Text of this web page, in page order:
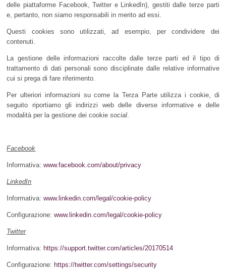
delle piattaforme Facebook, Twitter e LinkedIn), gestiti dalle terze parti
e, pertanto, non siamo responsabili in merito ad essi.
Questi cookies sono utilizzati, ad esempio, per condividere dei
contenuti.
La gestione delle informazioni raccolte dalle terze parti ed il tipo di
trattamento di dati personali sono disciplinate dalle relative informative
cui si prega di fare riferimento.
Per ulteriori informazioni su come la Terza Parte utilizza i cookie, di
seguito riportiamo gli indirizzi web delle diverse informative e delle
modalità per la gestione dei cookiesocial.
Facebook
Informativa:www.facebook.com/about/privacy
LinkedIn
Informativa:www.linkedin.com/legal/cookie-policy
Configurazione:www.linkedin.com/legal/cookie-policy
Twitter
Informativa: https://support.twitter.com/articles/20170514
Configurazione: https://twitter.com/settings/security